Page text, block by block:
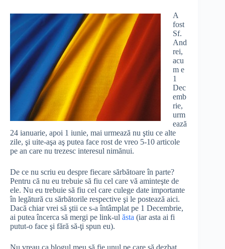
A
fost
Sf.
And
rei,
acu
m e
1
Dec
emb
rie,
urm
ează
24 ianuarie, apoi 1 iunie, mai urmează nu ştiu ce alte
zile, şi uite-aşa aş putea face rost de vreo 5-10 articole
pe an care nu trezesc interesul nimănui.
De ce nu scriu eu despre fiecare sărbătoare în parte?
Pentru că nu eu trebuie să fiu cel care vă aminteşte de
ele. Nu eu trebuie să fiu cel care culege date importante
în legătură cu sărbătorile respective şi le postează aici.
Dacă chiar vrei să ştii ce s-a întâmplat pe 1 Decembrie,
ai putea încerca să mergi pe link-ul ăsta (iar asta ai fi
putut-o face şi fără să-ţi spun eu).